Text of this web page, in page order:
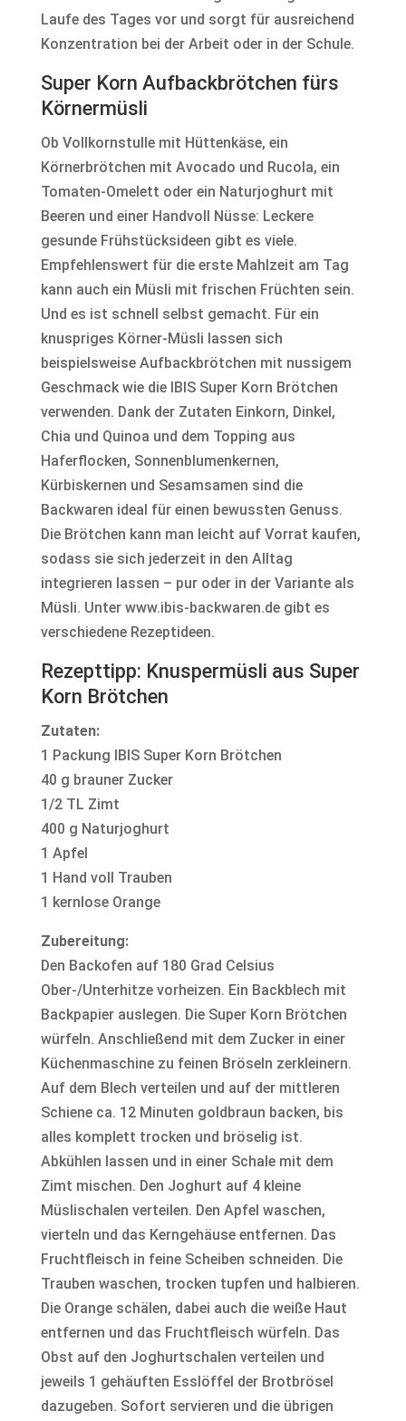
Laufe des Tages vor und sorgt für ausreichend
Konzentration bei der Arbeit oder in der Schule.
Super Korn Aufbackbrötchen fürs
Körnermüsli
Ob Vollkornstulle mit Hüttenkäse, ein
Körnerbrötchen mit Avocado und Rucola, ein
Tomaten-Omelett oder ein Naturjoghurt mit
Beeren und einer Handvoll Nüsse: Leckere
gesunde Frühstücksideen gibt es viele.
Empfehlenswert für die erste Mahlzeit am Tag
kann auch ein Müsli mit frischen Früchten sein.
Und es ist schnell selbst gemacht. Für ein
knuspriges Körner-Müsli lassen sich
beispielsweise Aufbackbrötchen mit nussigem
Geschmack wie die IBIS Super Korn Brötchen
verwenden. Dank der Zutaten Einkorn, Dinkel,
Chia und Quinoa und dem Topping aus
Haferflocken, Sonnenblumenkernen,
Kürbiskernen und Sesamsamen sind die
Backwaren ideal für einen bewussten Genuss.
Die Brötchen kann man leicht auf Vorrat kaufen,
sodass sie sich jederzeit in den Alltag
integrieren lassen – pur oder in der Variante als
Müsli. Unter www.ibis-backwaren.de gibt es
verschiedene Rezeptideen.
Rezepttipp: Knuspermüsli aus Super
Korn Brötchen
Zutaten:
1 Packung IBIS Super Korn Brötchen
40 g brauner Zucker
1/2 TL Zimt
400 g Naturjoghurt
1 Apfel
1 Hand voll Trauben
1 kernlose Orange
Zubereitung:
Den Backofen auf 180 Grad Celsius
Ober-/Unterhitze vorheizen. Ein Backblech mit
Backpapier auslegen. Die Super Korn Brötchen
würfeln. Anschließend mit dem Zucker in einer
Küchenmaschine zu feinen Bröseln zerkleinern.
Auf dem Blech verteilen und auf der mittleren
Schiene ca. 12 Minuten goldbraun backen, bis
alles komplett trocken und bröselig ist.
Abkühlen lassen und in einer Schale mit dem
Zimt mischen. Den Joghurt auf 4 kleine
Müslischalen verteilen. Den Apfel waschen,
vierteln und das Kerngehäuse entfernen. Das
Fruchtfleisch in feine Scheiben schneiden. Die
Trauben waschen, trocken tupfen und halbieren.
Die Orange schälen, dabei auch die weiße Haut
entfernen und das Fruchtfleisch würfeln. Das
Obst auf den Joghurtschalen verteilen und
jeweils 1 gehäuften Esslöffel der Brotbrösel
dazugeben. Sofort servieren und die übrigen